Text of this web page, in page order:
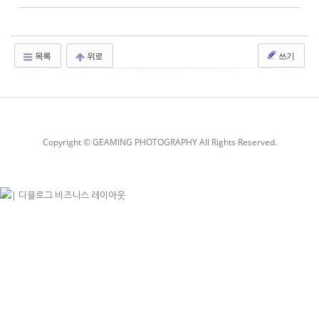
목록 위로 쓰기
Copyright © GEAMING PHOTOGRAPHY All Rights Reserved.